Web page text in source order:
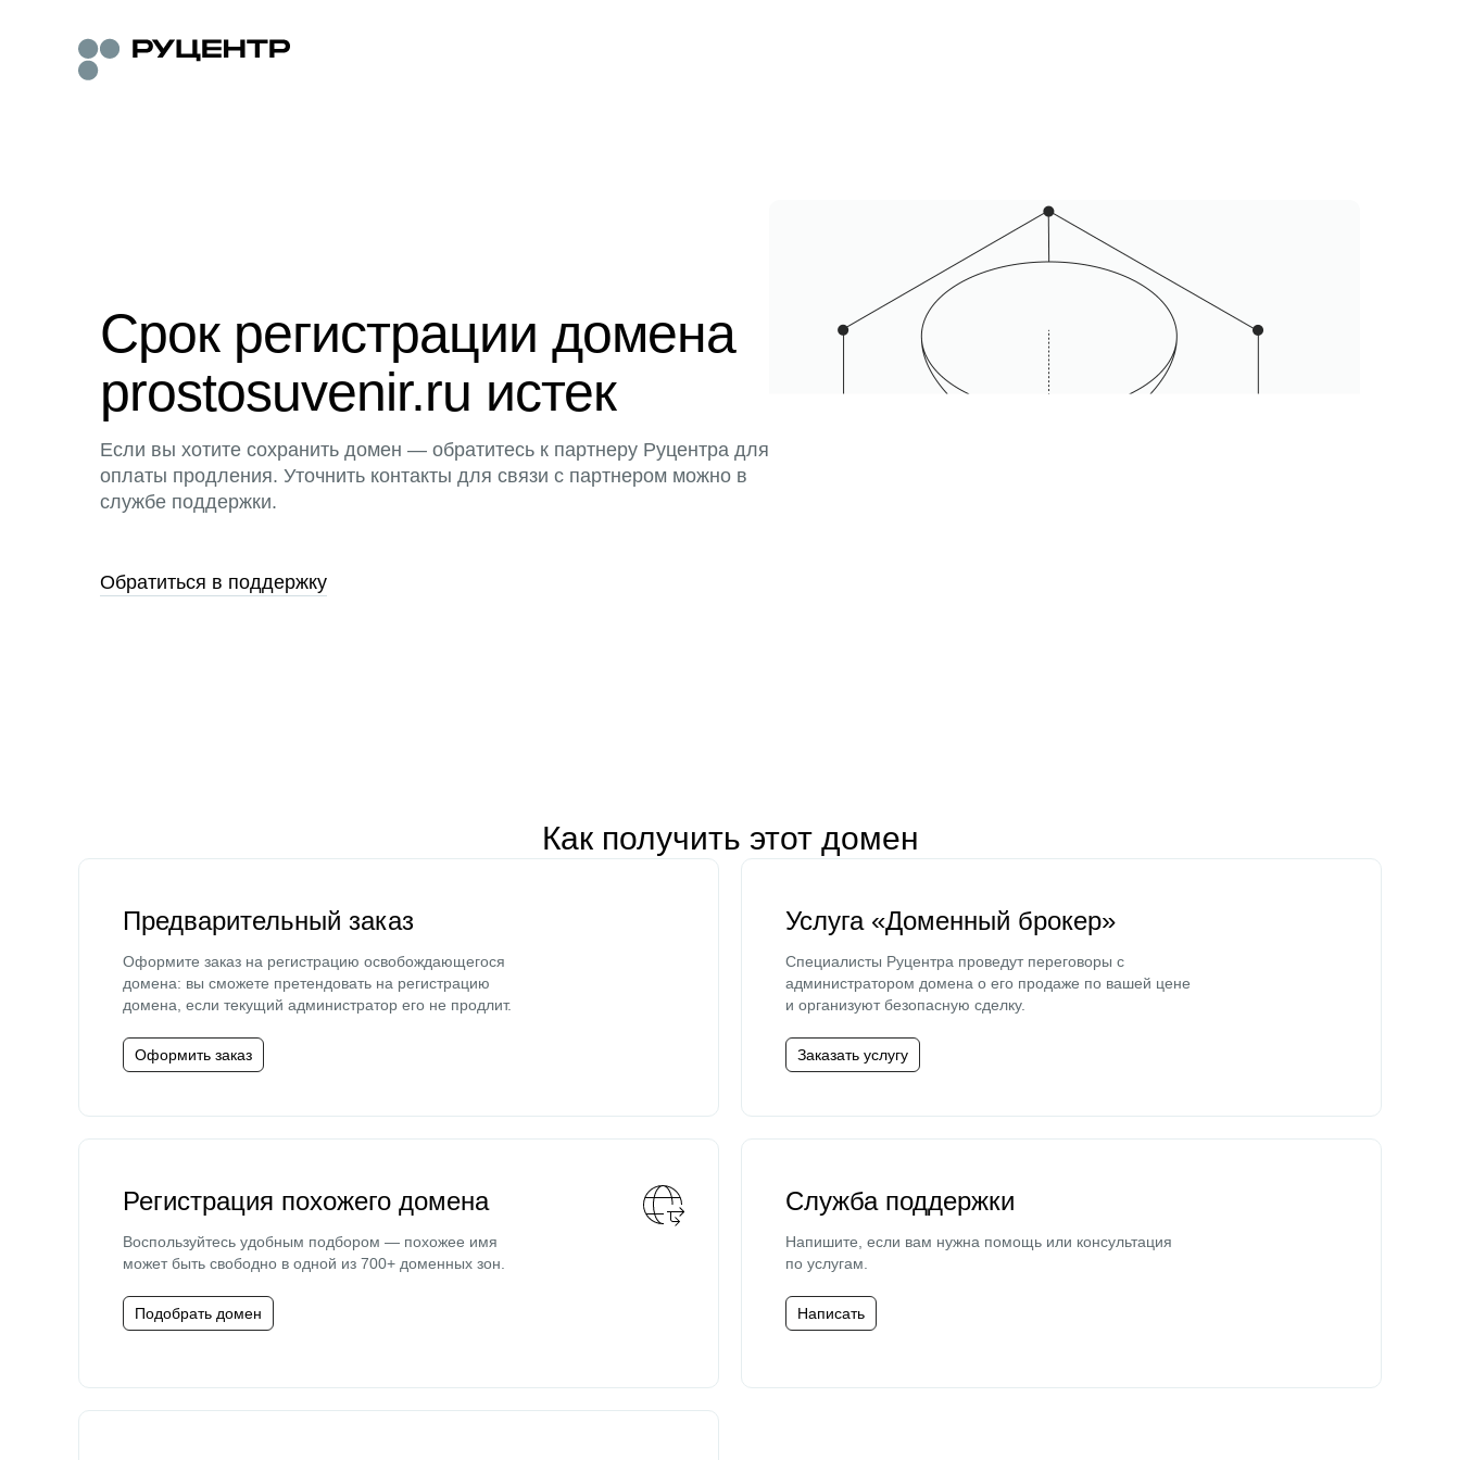
Срок регистрации домена
prostosuvenir.ru истек
Если вы хотите сохранить домен — обратитесь к партнеру Руцентра для
оплаты продления. Уточнить контакты для связи с партнером можно в
службе поддержки.
Обратиться в поддержку
Как получить этот домен
Предварительный заказ
Оформите заказ на регистрацию освобождающегося
домена: вы сможете претендовать на регистрацию
домена, если текущий администратор его не продлит.
Оформить заказ
Услуга «Доменный брокер»
Специалисты Руцентра проведут переговоры с
администратором домена о его продаже по вашей цене
и организуют безопасную сделку.
Заказать услугу
Регистрация похожего домена
Воспользуйтесь удобным подбором — похожее имя
может быть свободно в одной из 700+ доменных зон.
Подобрать домен
Служба поддержки
Напишите, если вам нужна помощь или консультация
по услугам.
Написать